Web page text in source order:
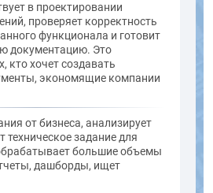
в проектировании
проверяет корректность
функционала и готовит
документацию. Это
кто хочет создавать
экономящие компании
от бизнеса, анализирует
техническое задание для
большие объемы
дашборды, ищет